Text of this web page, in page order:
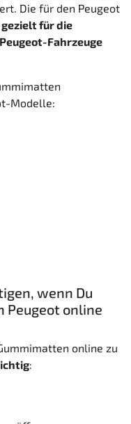
Die für den Peugeot
für die
Fahrzeuge
Modelle:
wenn Du
Peugeot online
online zu
: